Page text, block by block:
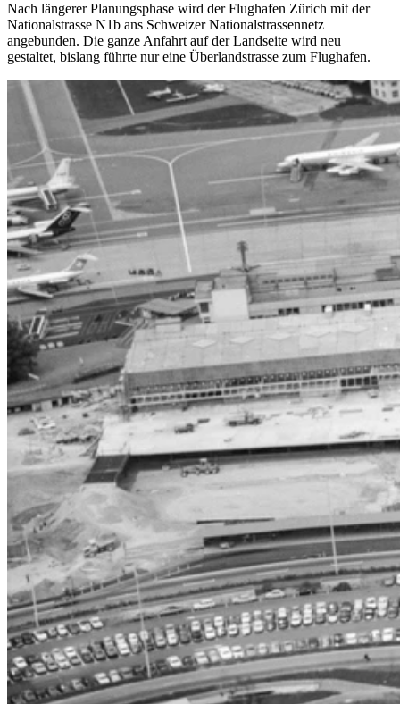
Nach längerer Planungsphase wird der Flughafen Zürich mit der
Nationalstrasse N1b ans Schweizer Nationalstrassennetz
angebunden. Die ganze Anfahrt auf der Landseite wird neu
gestaltet, bislang führte nur eine Überlandstrasse zum Flughafen.